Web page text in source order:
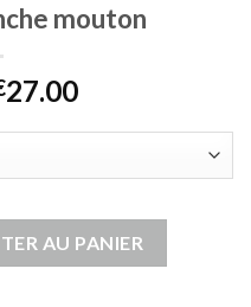
mouton
27.00
AU PANIER